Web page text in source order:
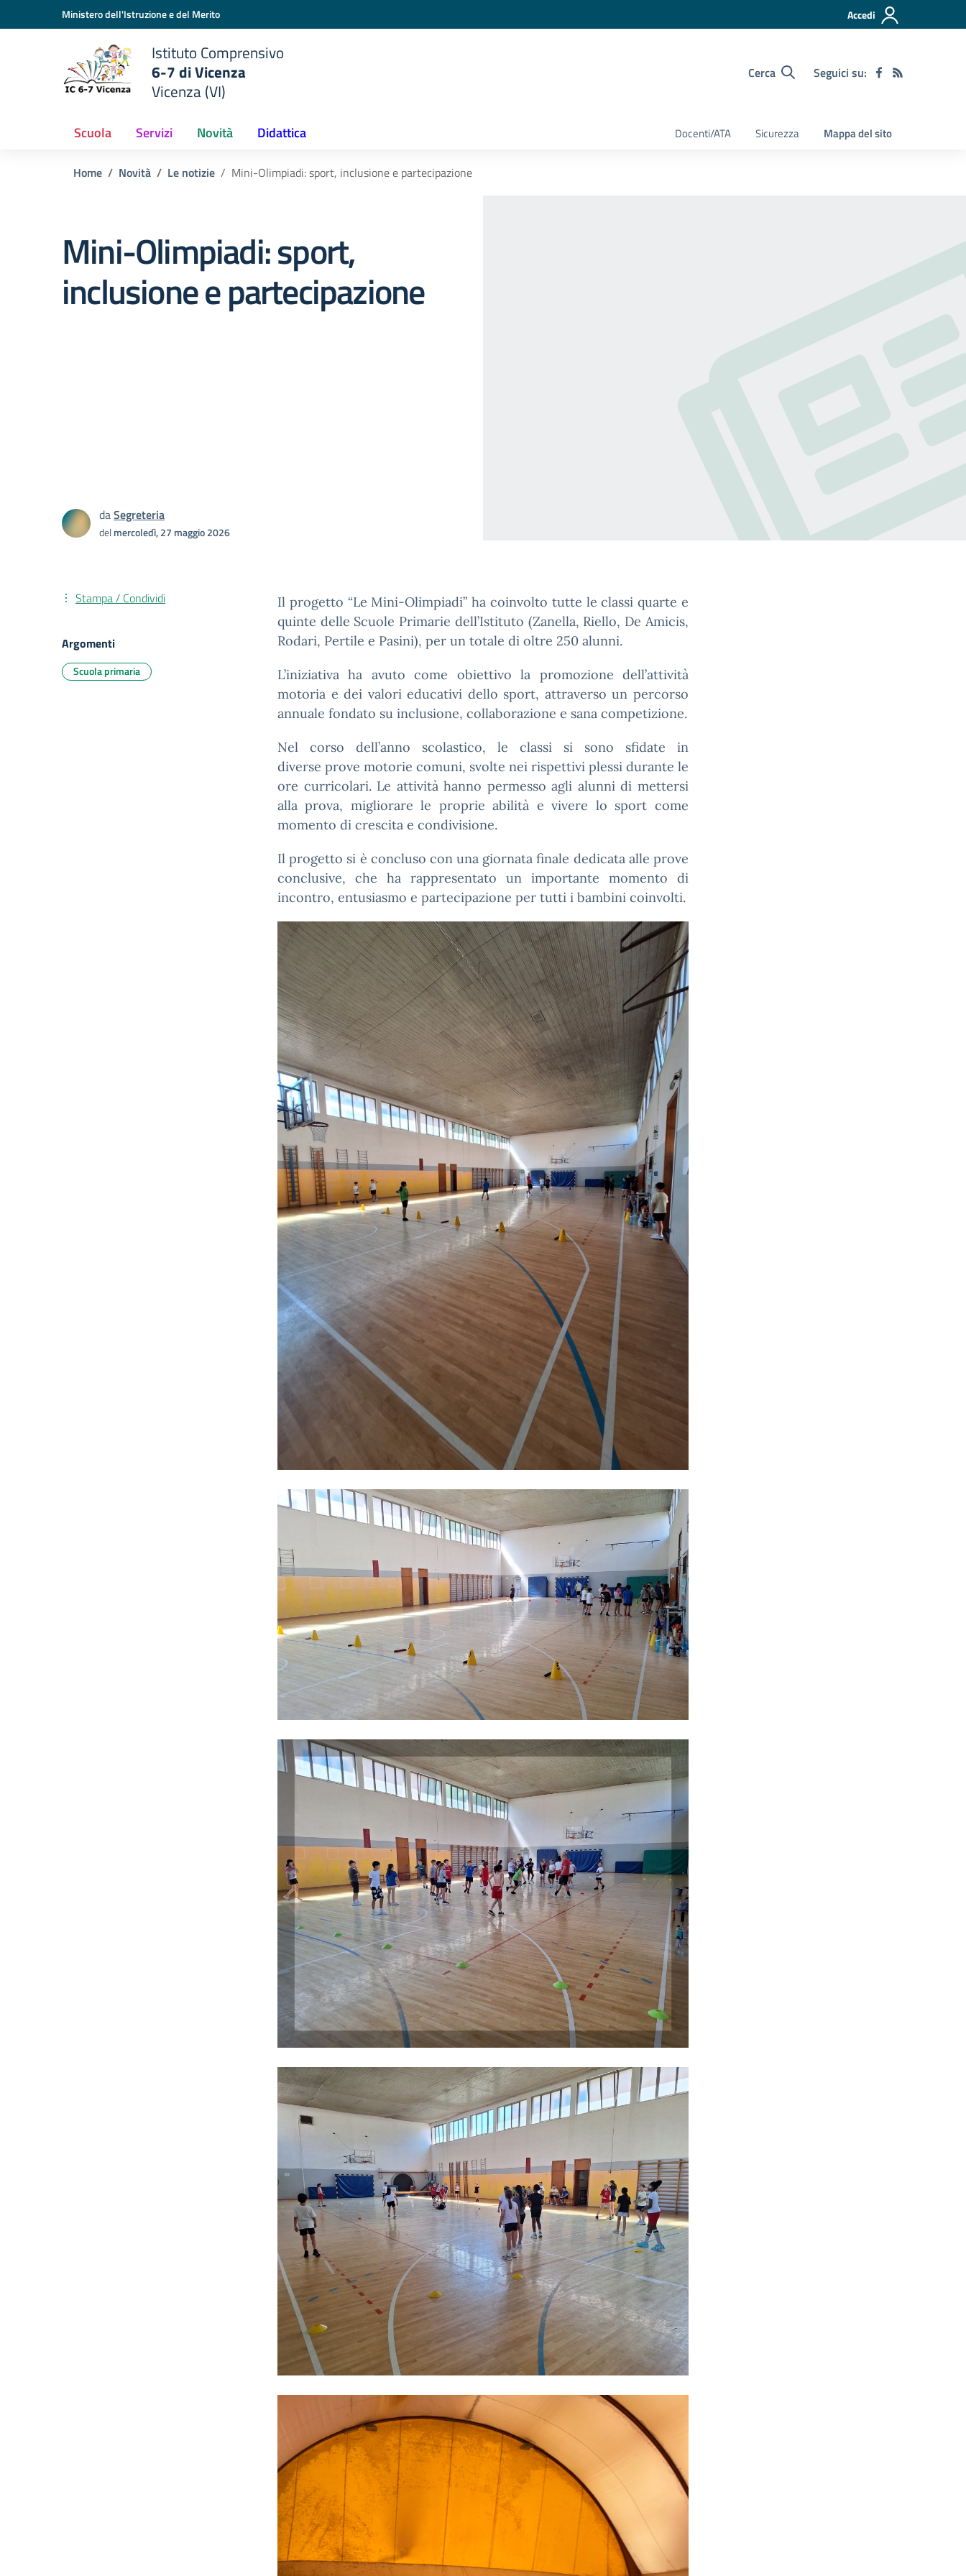
Vai ai contenuti
Vai al menu di navigazioneMinistero dell'Istruzione e del Merito Accedi
Istituto Comprensivo
6-7 di Vicenza
Vicenza (VI)
Cerca Seguici su:
Scuola Servizi Novità Didattica Docenti/ATA Sicurezza Mappa del sito
Home Novità Le notizie Mini-Olimpiadi: sport, inclusione e partecipazione
Mini-Olimpiadi: sport,
inclusione e partecipazione
daSegreteria
delmercoledì, 27 maggio 2026
Il progetto “Le Mini-Olimpiadi” ha coinvolto tutte le classi quarte e
quinte delle Scuole Primarie dell’Istituto (Zanella, Riello, De Amicis,
Rodari, Pertile e Pasini), per un totale di oltre 250 alunni.
L’iniziativa ha avuto come obiettivo la promozione dell’attività
motoria e dei valori educativi dello sport, attraverso un percorso
annuale fondato su inclusione, collaborazione e sana competizione.
Nel corso dell’anno scolastico, le classi si sono sfidate in
diverse prove motorie comuni, svolte nei rispettivi plessi durante le
ore curricolari. Le attività hanno permesso agli alunni di mettersi
alla prova, migliorare le proprie abilità e vivere lo sport come
momento di crescita e condivisione.
Il progetto si è concluso con una giornata finale dedicata alle prove
conclusive, che ha rappresentato un importante momento di
incontro, entusiasmo e partecipazione per tutti i bambini coinvolti.
Stampa / Condividi
Argomenti
Scuola primaria